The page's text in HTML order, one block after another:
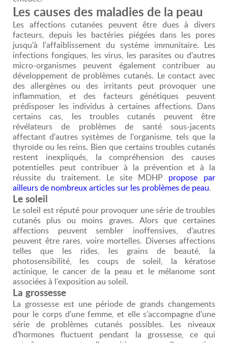
Les causes des maladies de la peau
Les affections cutanées peuvent être dues à divers
facteurs, depuis les bactéries piégées dans les pores
jusqu'à l'affaiblissement du système immunitaire. Les
infections fongiques, les virus, les parasites ou d'autres
micro-organismes peuvent également contribuer au
développement de problèmes cutanés. Le contact avec
des allergènes ou des irritants peut provoquer une
inflammation, et des facteurs génétiques peuvent
prédisposer les individus à certaines affections. Dans
certains cas, les troubles cutanés peuvent être
révélateurs de problèmes de santé sous-jacents
affectant d'autres systèmes de l'organisme, tels que la
thyroïde ou les reins. Bien que certains troubles cutanés
restent inexpliqués, la compréhension des causes
potentielles peut contribuer à la prévention et à la
réussite du traitement. Le site MDHP propose par
ailleurs de nombreux articles sur les problèmes de peau.
Le soleil
Le soleil est réputé pour provoquer une série de troubles
cutanés plus ou moins graves. Alors que certaines
affections peuvent sembler inoffensives, d'autres
peuvent être rares, voire mortelles. Diverses affections
telles que les rides, les grains de beauté, la
photosensibilité, les coups de soleil, la kératose
actinique, le cancer de la peau et le mélanome sont
associées à l'exposition au soleil.
La grossesse
La grossesse est une période de grands changements
pour le corps d'une femme, et elle s'accompagne d'une
série de problèmes cutanés possibles. Les niveaux
d'hormones fluctuent pendant la grossesse, ce qui